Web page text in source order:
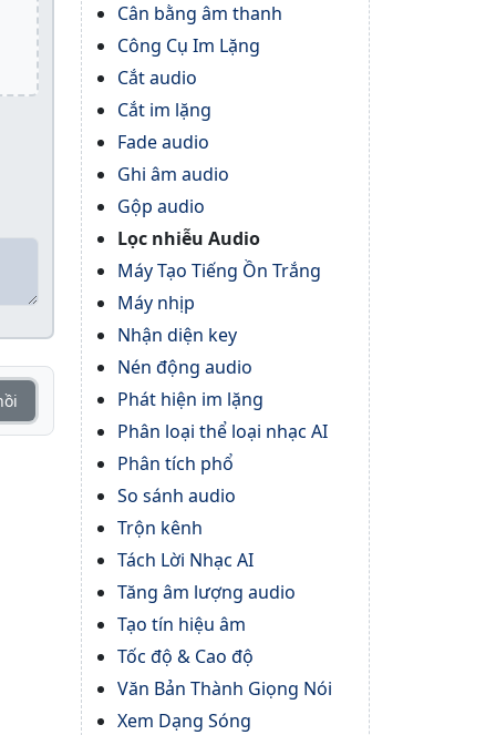
Cân bằng âm thanh
Công Cụ Im Lặng
Cắt audio
Cắt im lặng
Fade audio
Ghi âm audio
Gộp audio
Lọc nhiễu Audio
Máy Tạo Tiếng Ồn Trắng
Máy nhịp
Nhận diện key
Nén động audio
Phát hiện im lặng
Phân loại thể loại nhạc AI
Phân tích phổ
So sánh audio
Trộn kênh
Tách Lời Nhạc AI
Tăng âm lượng audio
Tạo tín hiệu âm
Tốc độ & Cao độ
Văn Bản Thành Giọng Nói
Xem Dạng Sóng